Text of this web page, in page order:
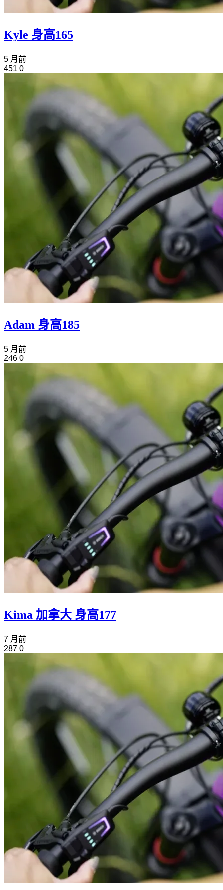
Kyle 身高165
5 月前
451 0
Adam 身高185
5 月前
246 0
Kima 加拿大 身高177
7 月前
287 0